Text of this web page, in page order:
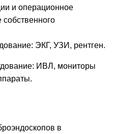
и операционное
ЭКГ, УЗИ, рентген.
ИВЛ, мониторы
в